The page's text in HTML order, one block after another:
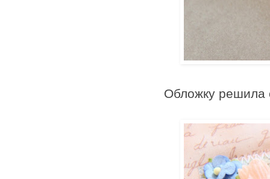
Обложку решила